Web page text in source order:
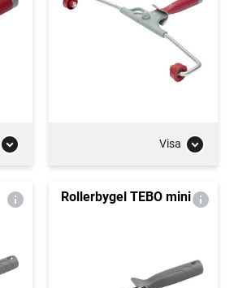
Visa
Rollerbygel TEBO mini